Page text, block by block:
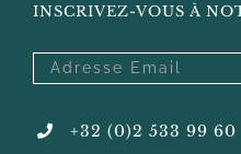
INSCRIVEZ-VOUS À
+32 (0)2 533 99 60